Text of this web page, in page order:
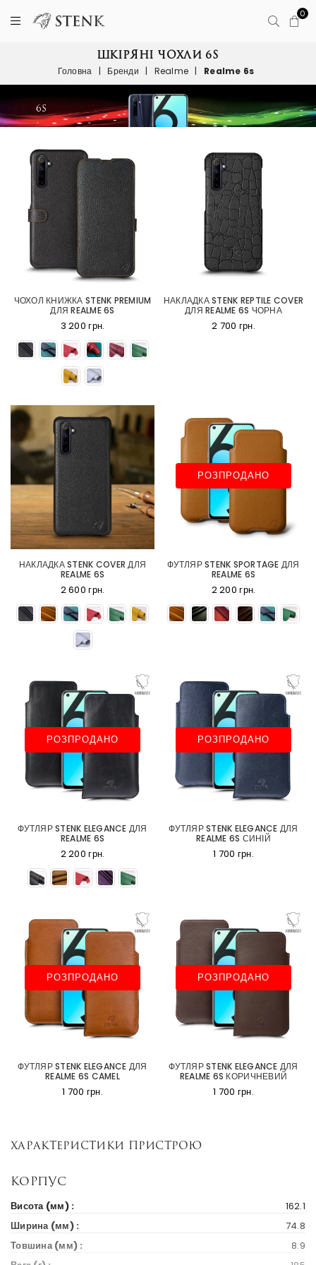
0
ШКІРЯНІ ЧОХЛИ 6S
Головна | Бренди | Realme | Realme 6s
ЧОХОЛ КНИЖКА STENK PREMIUM
ДЛЯ REALME 6S
3 200 грн.
НАКЛАДКА STENK REPTILE COVER
ДЛЯ REALME 6S ЧОРНА
2 700 грн.
НАКЛАДКА STENK COVER ДЛЯ
REALME 6S
2 600 грн.
РОЗПРОДАНО
ФУТЛЯР STENK SPORTAGE ДЛЯ
REALME 6S
2 200 грн.
РОЗПРОДАНО
ФУТЛЯР STENK ELEGANCE ДЛЯ
REALME 6S
2 200 грн.
РОЗПРОДАНО
ФУТЛЯР STENK ELEGANCE ДЛЯ
REALME 6S СИНІЙ
1 700 грн.
РОЗПРОДАНО
ФУТЛЯР STENK ELEGANCE ДЛЯ
REALME 6S CAMEL
1 700 грн.
РОЗПРОДАНО
ФУТЛЯР STENK ELEGANCE ДЛЯ
REALME 6S КОРИЧНЕВИЙ
1 700 грн.
Характеристики пристрою
Корпус
Висота (мм) :
162.1
Ширина (мм) :
74.8
Товшина (мм) :
8.9